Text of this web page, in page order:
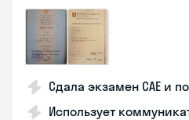
Сдала экзамен CAE и
Использует